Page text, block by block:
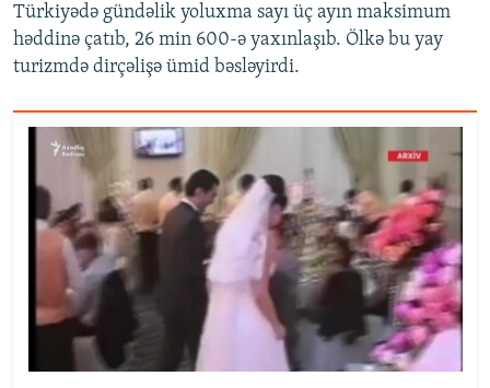
Türkiyədə gündəlik yoluxma sayı üç ayın maksimum
həddinə çatıb, 26 min 600-ə yaxınlaşıb. Ölkə bu yay
turizmdə dirçəlişə ümid bəsləyirdi.